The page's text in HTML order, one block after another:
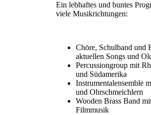
Ein lebhaftes und buntes
viele Musikrichtungen:
Chöre, Schulband und
aktuellen Songs und
Percussiongroup mit
und Südamerika
Instrumentalensemble
und Ohrschmeichlern
Wooden Brass Band
Filmmusik